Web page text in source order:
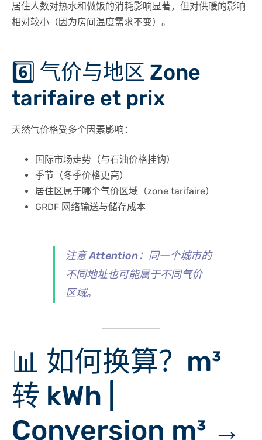
居住人数对热水和做饭的消耗影响显著，但对供暖的影响
相对较小（因为房间温度需求不变）。
6️⃣ 气价与地区 Zone
tarifaire et prix
天然气价格受多个因素影响：
国际市场走势（与石油价格挂钩）
季节（冬季价格更高）
居住区属于哪个气价区域（zone tarifaire）
GRDF 网络输送与储存成本
注意 Attention：同一个城市的
不同地址也可能属于不同气价
区域。
📊 如何换算？m³
转 kWh |
Conversion m³ →